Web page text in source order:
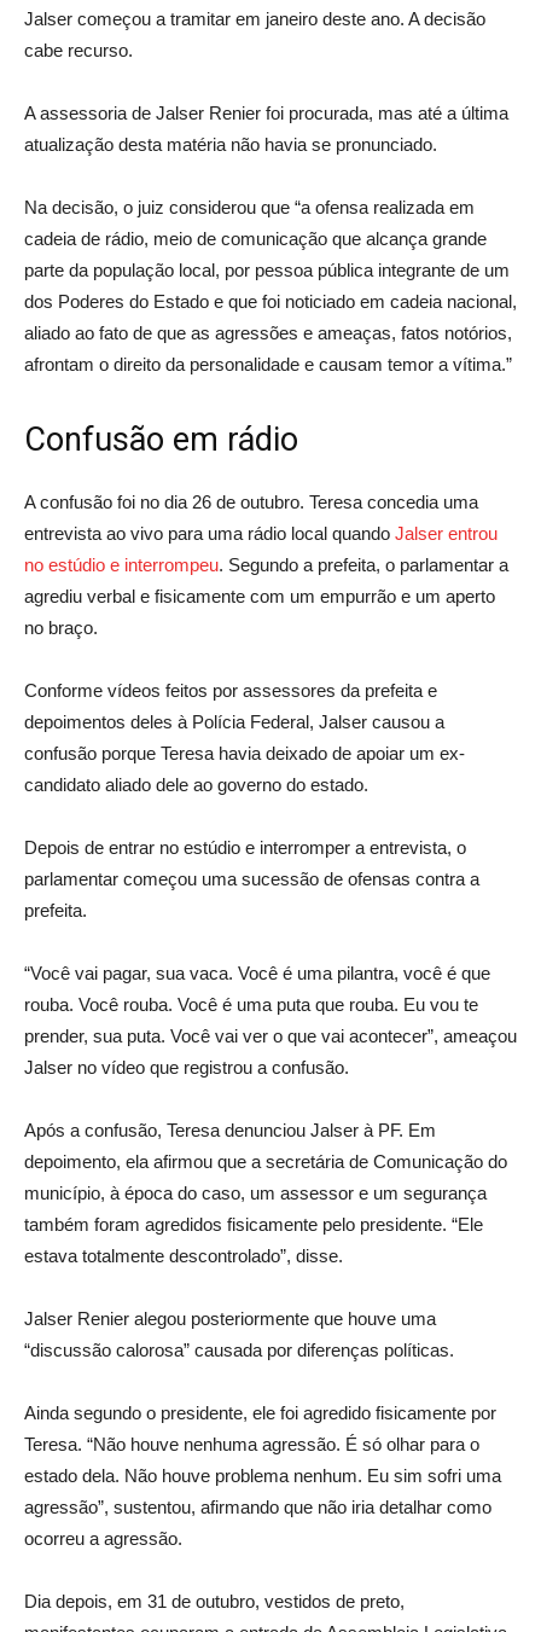
Jalser começou a tramitar em janeiro deste ano. A decisão
cabe recurso.
A assessoria de Jalser Renier foi procurada, mas até a última
atualização desta matéria não havia se pronunciado.
Na decisão, o juiz considerou que “a ofensa realizada em
cadeia de rádio, meio de comunicação que alcança grande
parte da população local, por pessoa pública integrante de um
dos Poderes do Estado e que foi noticiado em cadeia nacional,
aliado ao fato de que as agressões e ameaças, fatos notórios,
afrontam o direito da personalidade e causam temor a vítima.”
Confusão em rádio
A confusão foi no dia 26 de outubro. Teresa concedia uma
entrevista ao vivo para uma rádio local quando Jalser entrou
no estúdio e interrompeu. Segundo a prefeita, o parlamentar a
agrediu verbal e fisicamente com um empurrão e um aperto
no braço.
Conforme vídeos feitos por assessores da prefeita e
depoimentos deles à Polícia Federal, Jalser causou a
confusão porque Teresa havia deixado de apoiar um ex-
candidato aliado dele ao governo do estado.
Depois de entrar no estúdio e interromper a entrevista, o
parlamentar começou uma sucessão de ofensas contra a
prefeita.
“Você vai pagar, sua vaca. Você é uma pilantra, você é que
rouba. Você rouba. Você é uma puta que rouba. Eu vou te
prender, sua puta. Você vai ver o que vai acontecer”, ameaçou
Jalser no vídeo que registrou a confusão.
Após a confusão, Teresa denunciou Jalser à PF. Em
depoimento, ela afirmou que a secretária de Comunicação do
município, à época do caso, um assessor e um segurança
também foram agredidos fisicamente pelo presidente. “Ele
estava totalmente descontrolado”, disse.
Jalser Renier alegou posteriormente que houve uma
“discussão calorosa” causada por diferenças políticas.
Ainda segundo o presidente, ele foi agredido fisicamente por
Teresa. “Não houve nenhuma agressão. É só olhar para o
estado dela. Não houve problema nenhum. Eu sim sofri uma
agressão”, sustentou, afirmando que não iria detalhar como
ocorreu a agressão.
Dia depois, em 31 de outubro, vestidos de preto,